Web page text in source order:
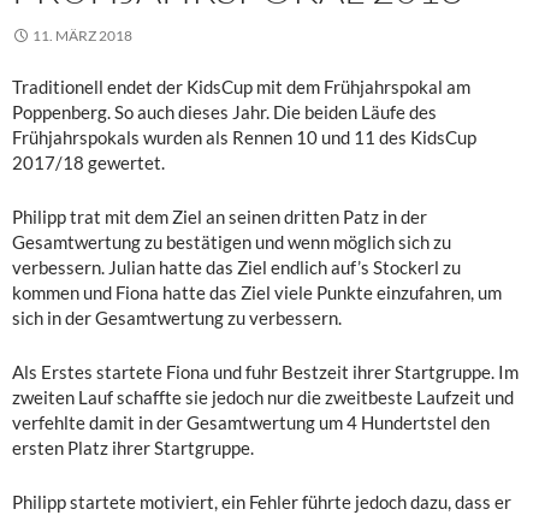
11. MÄRZ 2018
Traditionell endet der KidsCup mit dem Frühjahrspokal am
Poppenberg. So auch dieses Jahr. Die beiden Läufe des
Frühjahrspokals wurden als Rennen 10 und 11 des KidsCup
2017/18 gewertet.
Philipp trat mit dem Ziel an seinen dritten Patz in der
Gesamtwertung zu bestätigen und wenn möglich sich zu
verbessern. Julian hatte das Ziel endlich auf’s Stockerl zu
kommen und Fiona hatte das Ziel viele Punkte einzufahren, um
sich in der Gesamtwertung zu verbessern.
Als Erstes startete Fiona und fuhr Bestzeit ihrer Startgruppe. Im
zweiten Lauf schaffte sie jedoch nur die zweitbeste Laufzeit und
verfehlte damit in der Gesamtwertung um 4 Hundertstel den
ersten Platz ihrer Startgruppe.
Philipp startete motiviert, ein Fehler führte jedoch dazu, dass er